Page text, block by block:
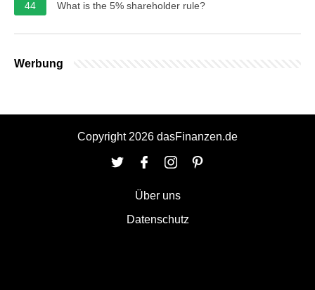
44 What is the 5% shareholder rule?
Werbung
Copyright 2026 dasFinanzen.de
Über uns
Datenschutz